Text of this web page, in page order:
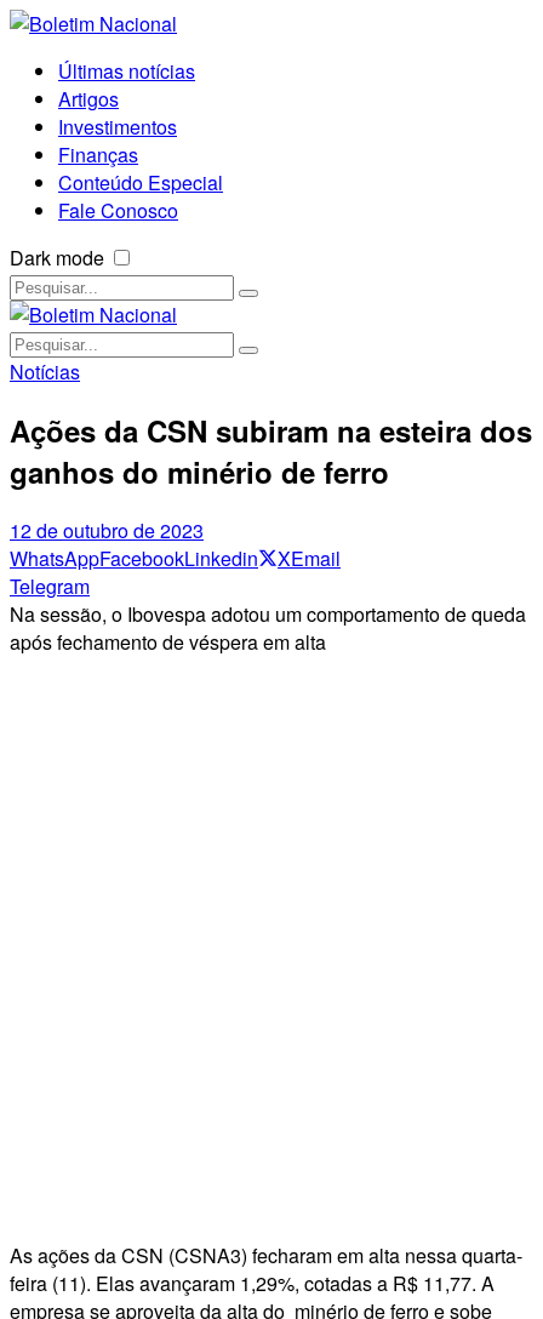
Últimas notícias
Artigos
Investimentos
Finanças
Conteúdo Especial
Fale Conosco
Dark mode
Notícias
Ações da CSN subiram na esteira dos
ganhos do minério de ferro
12 de outubro de 2023
WhatsAppFacebookLinkedin XEmail
Telegram
Na sessão, o Ibovespa adotou um comportamento de queda
após fechamento de véspera em alta
As ações da CSN (CSNA3) fecharam em alta nessa quarta-
feira (11). Elas avançaram 1,29%, cotadas a R$ 11,77. A
empresa se aproveita da alta do minério de ferro e sobe